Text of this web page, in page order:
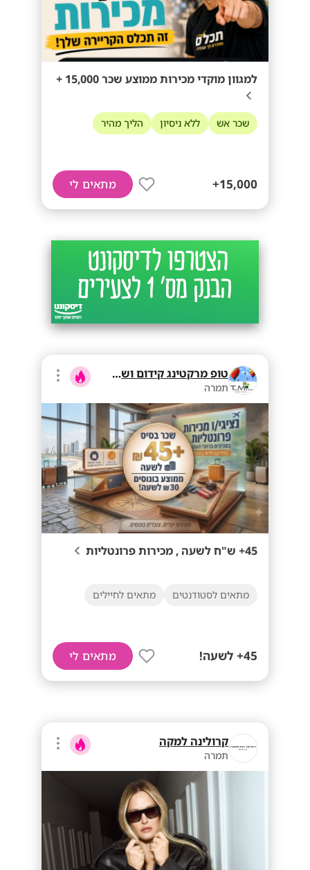
למגוון מוקדי מכירות ממוצע שכר 15,000 +
שכר אש ללא ניסיון הליך מהיר
15,000+ מתאים לי
טופ מרקטינג קידום ושיווק בע"מ
תמרה
45+ ש"ח לשעה , מכירות פרונטליות
מתאים לסטודנטים מתאים לחיילים
45+ לשעה! מתאים לי
קרולינה למקה
תמרה